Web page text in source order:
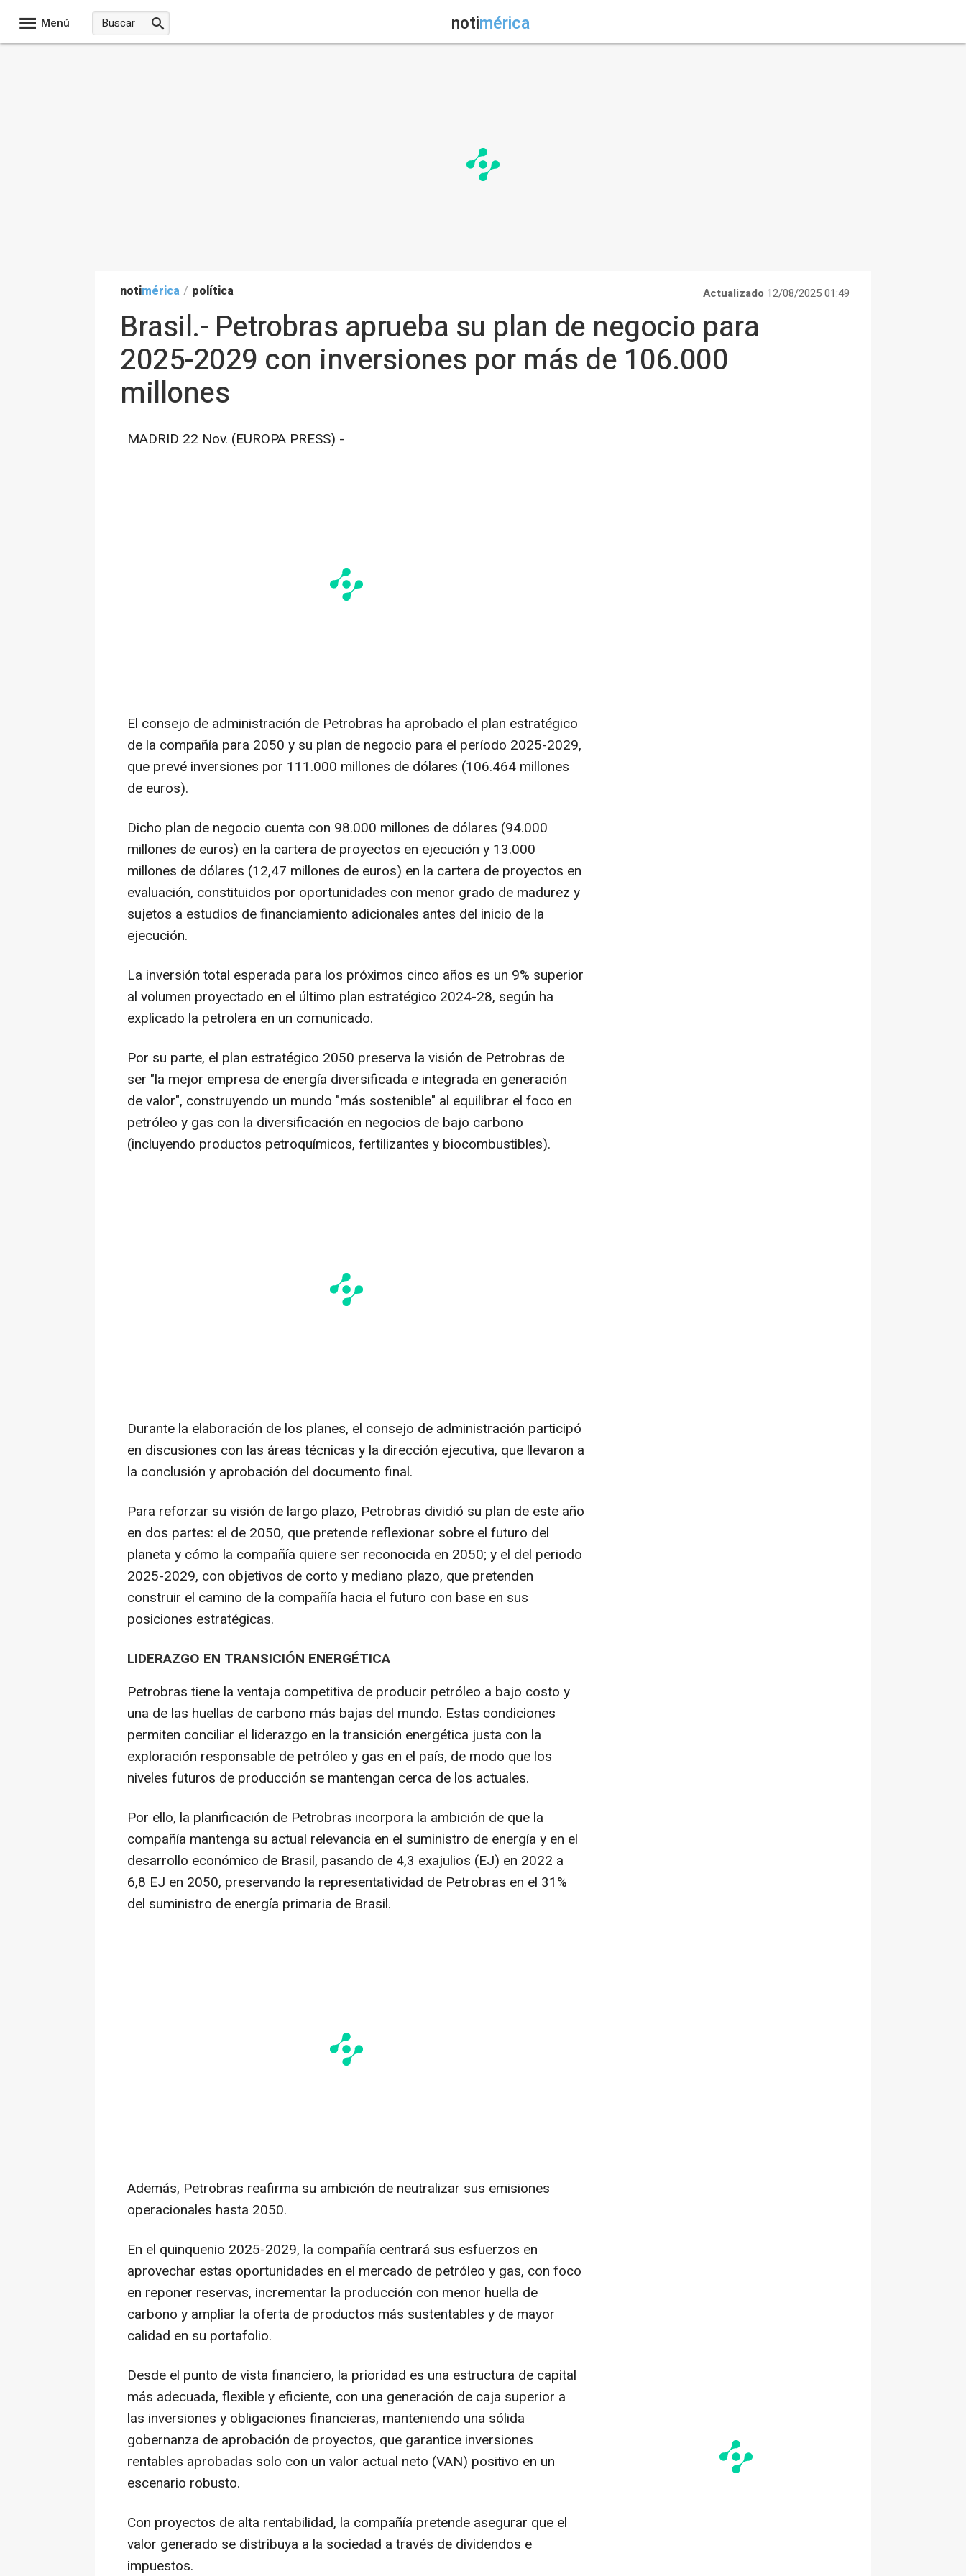
Menú notimérica
notimérica / política Actualizado 12/08/2025 01:49
Brasil.- Petrobras aprueba su plan de negocio para
2025-2029 con inversiones por más de 106.000
millones
MADRID 22 Nov. (EUROPA PRESS) -
El consejo de administración de Petrobras ha aprobado el plan estratégico
de la compañía para 2050 y su plan de negocio para el período 2025-2029,
que prevé inversiones por 111.000 millones de dólares (106.464 millones
de euros).
Dicho plan de negocio cuenta con 98.000 millones de dólares (94.000
millones de euros) en la cartera de proyectos en ejecución y 13.000
millones de dólares (12,47 millones de euros) en la cartera de proyectos en
evaluación, constituidos por oportunidades con menor grado de madurez y
sujetos a estudios de financiamiento adicionales antes del inicio de la
ejecución.
La inversión total esperada para los próximos cinco años es un 9% superior
al volumen proyectado en el último plan estratégico 2024-28, según ha
explicado la petrolera en un comunicado.
Por su parte, el plan estratégico 2050 preserva la visión de Petrobras de
ser "la mejor empresa de energía diversificada e integrada en generación
de valor", construyendo un mundo "más sostenible" al equilibrar el foco en
petróleo y gas con la diversificación en negocios de bajo carbono
(incluyendo productos petroquímicos, fertilizantes y biocombustibles).
Durante la elaboración de los planes, el consejo de administración participó
en discusiones con las áreas técnicas y la dirección ejecutiva, que llevaron a
la conclusión y aprobación del documento final.
Para reforzar su visión de largo plazo, Petrobras dividió su plan de este año
en dos partes: el de 2050, que pretende reflexionar sobre el futuro del
planeta y cómo la compañía quiere ser reconocida en 2050; y el del periodo
2025-2029, con objetivos de corto y mediano plazo, que pretenden
construir el camino de la compañía hacia el futuro con base en sus
posiciones estratégicas.
LIDERAZGO EN TRANSICIÓN ENERGÉTICA
Petrobras tiene la ventaja competitiva de producir petróleo a bajo costo y
una de las huellas de carbono más bajas del mundo. Estas condiciones
permiten conciliar el liderazgo en la transición energética justa con la
exploración responsable de petróleo y gas en el país, de modo que los
niveles futuros de producción se mantengan cerca de los actuales.
Por ello, la planificación de Petrobras incorpora la ambición de que la
compañía mantenga su actual relevancia en el suministro de energía y en el
desarrollo económico de Brasil, pasando de 4,3 exajulios (EJ) en 2022 a
6,8 EJ en 2050, preservando la representatividad de Petrobras en el 31%
del suministro de energía primaria de Brasil.
Además, Petrobras reafirma su ambición de neutralizar sus emisiones
operacionales hasta 2050.
En el quinquenio 2025-2029, la compañía centrará sus esfuerzos en
aprovechar estas oportunidades en el mercado de petróleo y gas, con foco
en reponer reservas, incrementar la producción con menor huella de
carbono y ampliar la oferta de productos más sustentables y de mayor
calidad en su portafolio.
Desde el punto de vista financiero, la prioridad es una estructura de capital
más adecuada, flexible y eficiente, con una generación de caja superior a
las inversiones y obligaciones financieras, manteniendo una sólida
gobernanza de aprobación de proyectos, que garantice inversiones
rentables aprobadas solo con un valor actual neto (VAN) positivo en un
escenario robusto.
Con proyectos de alta rentabilidad, la compañía pretende asegurar que el
valor generado se distribuya a la sociedad a través de dividendos e
impuestos.